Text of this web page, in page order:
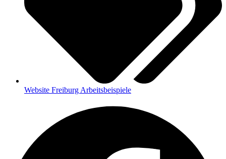
Website Freiburg Arbeitsbeispiele